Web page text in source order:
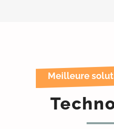
Meilleure